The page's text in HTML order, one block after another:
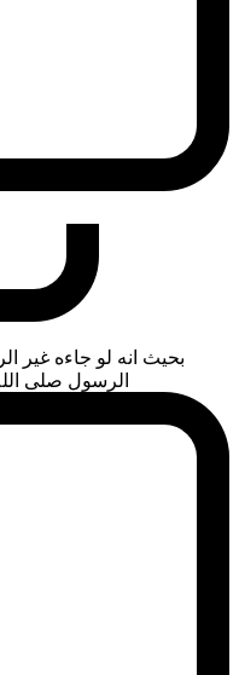
بحيث انه لو جاءه غير
الرسول صلى